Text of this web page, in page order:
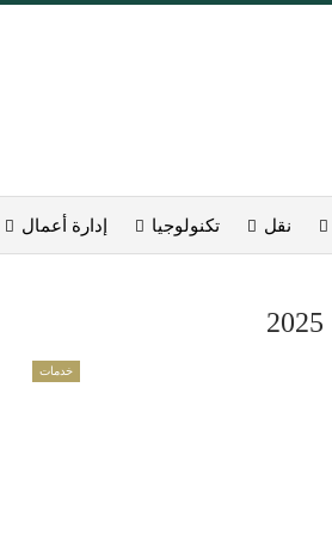
نقل تكنولوجيا إدارة أعمال
خدمات